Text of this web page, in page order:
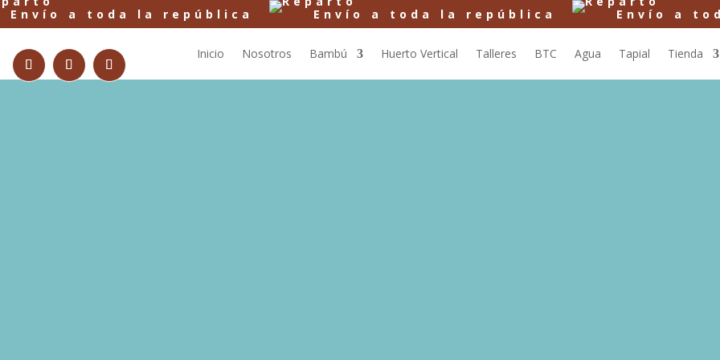
Envío a toda la república Envío a toda la república
Inicio Nosotros Bambú Huerto Vertical Talleres BTC Agua Tapial Tienda